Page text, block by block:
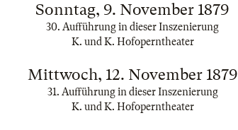
Sonntag, 9. November 1879
30. Aufführung in dieser Inszenierung
K. und K. Hofoperntheater
Mittwoch, 12. November 1879
31. Aufführung in dieser Inszenierung
K. und K. Hofoperntheater